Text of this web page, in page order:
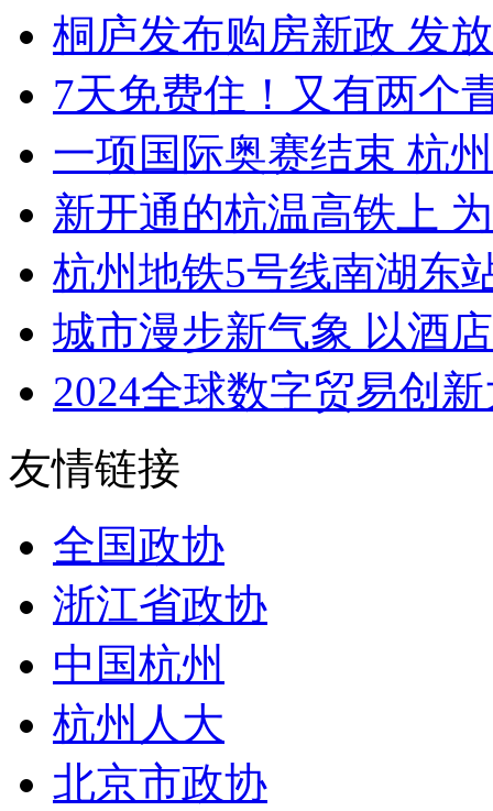
桐庐发布购房新政 发
7天免费住！又有两个
一项国际奥赛结束 杭
新开通的杭温高铁上
杭州地铁5号线南湖东
城市漫步新气象 以酒
2024全球数字贸易创
友情链接
全国政协
浙江省政协
中国杭州
杭州人大
北京市政协